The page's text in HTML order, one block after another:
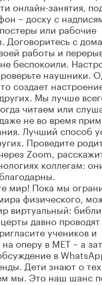
онлайн-занятия,
– доску с
или рабочие
Договоритесь с
работы и
беспокоили.
наушники.
создает
Мы лучше
читаем или
не во время
Лучший способ
Проведите
Zoom,
коллегам:
мир! Пока мы
физического,
виртуальный:
давно
учеников и
оперу в MET – а
в
Дети знают о
мы. Это наш шанс